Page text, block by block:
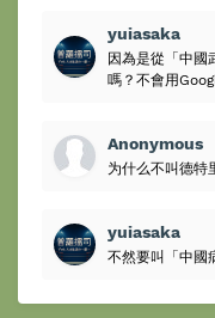
yuiasaka
因為是從「中國
嗎？不會用
Anonymous
为什么不叫德特
yuiasaka
不然要叫「中國